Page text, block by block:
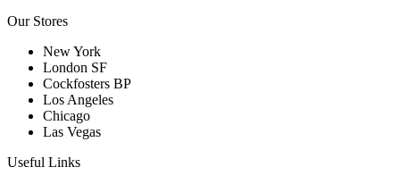
Our Stores
New York
London SF
Cockfosters BP
Los Angeles
Chicago
Las Vegas
Useful Links